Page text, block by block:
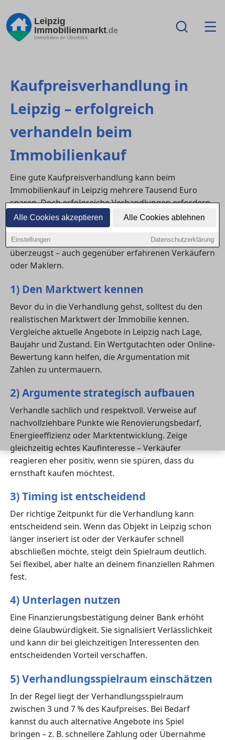
Alle Cookies akzeptieren Alle Cookies ablehnen
Einstellungen Datenschutzerklärung
Leipzig
Immobilienmarkt.de
Immobilien im Überblick
Kaufpreisverhandlung in
Leipzig – erfolgreich
verhandeln beim
Immobilienkauf
Eine gute Kaufpreisverhandlung kann beim
Immobilienkauf in Leipzig mehrere Tausend Euro
sparen. Doch erfolgreiche Verhandlungen erfordern
Vorbereitung, Faktenkenntnis und
Fingerspitzengefühl. Hier erfährst du, wie du mit
klaren Argumenten und der richtigen Strategie
überzeugst – auch gegenüber erfahrenen Verkäufern
oder Maklern.
1) Den Marktwert kennen
Bevor du in die Verhandlung gehst, solltest du den
realistischen Marktwert der Immobilie kennen.
Vergleiche aktuelle Angebote in Leipzig nach Lage,
Baujahr und Zustand. Ein Wertgutachten oder Online-
Bewertung kann helfen, die Argumentation mit
Zahlen zu untermauern.
2) Argumente strategisch aufbauen
Verhandle sachlich und respektvoll. Verweise auf
nachvollziehbare Punkte wie Renovierungsbedarf,
Energieeffizienz oder Marktentwicklung. Zeige
gleichzeitig echtes Kaufinteresse – Verkäufer
reagieren eher positiv, wenn sie spüren, dass du
ernsthaft kaufen möchtest.
3) Timing ist entscheidend
Der richtige Zeitpunkt für die Verhandlung kann
entscheidend sein. Wenn das Objekt in Leipzig schon
länger inseriert ist oder der Verkäufer schnell
abschließen möchte, steigt dein Spielraum deutlich.
Sei flexibel, aber halte an deinem finanziellen Rahmen
fest.
4) Unterlagen nutzen
Eine Finanzierungsbestätigung deiner Bank erhöht
deine Glaubwürdigkeit. Sie signalisiert Verlässlichkeit
und kann dir bei gleichzeitigen Interessenten den
entscheidenden Vorteil verschaffen.
5) Verhandlungsspielraum einschätzen
In der Regel liegt der Verhandlungsspielraum
zwischen 3 und 7 % des Kaufpreises. Bei Bedarf
kannst du auch alternative Angebote ins Spiel
bringen – z. B. schnellere Zahlung oder Übernahme